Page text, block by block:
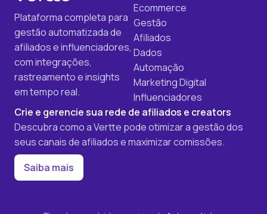
Plataforma completa para
gestão automatizada de
afiliados e influenciadores,
com integrações,
rastreamento e insights
em tempo real.
Ecommerce
Gestão
Afiliados
Dados
Automação
Marketing Digital
Influenciadores
Crie e gerencie sua rede de afiliados e creators
Descubra como a Vertte pode otimizar a gestão dos
seus canais de afiliados e maximizar comissões.
Saiba mais